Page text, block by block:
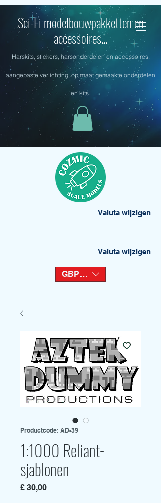
Sci-Fi modelbouwpakketten en
accessoires...
Harskits, stickers, harsonderdelen en accessoires,
aangepaste verlichting, op maat gemaakte onderdelen
en kits.
Valuta wijzigen
Valuta wijzigen
GBP (£)
Productcode: AD-39
1:1000 Reliant-
sjablonen
£ 30,00Prijs